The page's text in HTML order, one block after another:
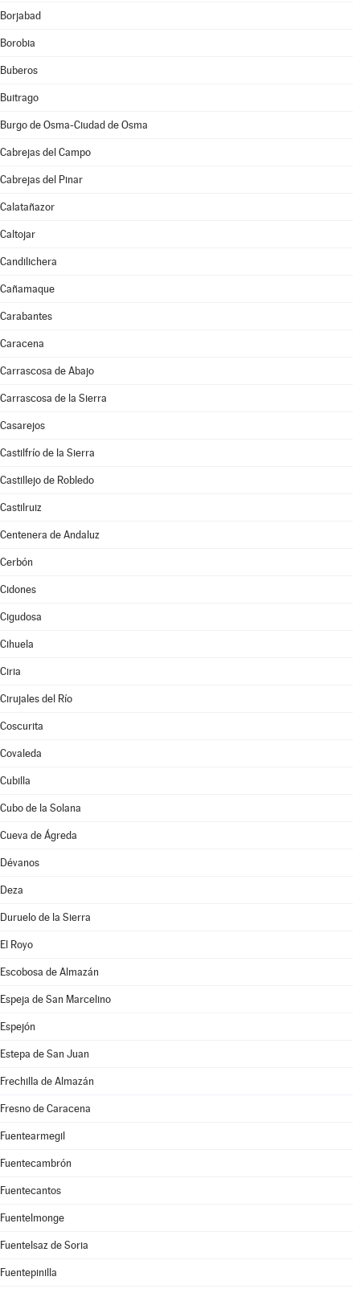
Borjabad
Borobia
Buberos
Buitrago
Burgo de Osma-Ciudad de Osma
Cabrejas del Campo
Cabrejas del Pinar
Calatañazor
Caltojar
Candilichera
Cañamaque
Carabantes
Caracena
Carrascosa de Abajo
Carrascosa de la Sierra
Casarejos
Castilfrío de la Sierra
Castillejo de Robledo
Castilruiz
Centenera de Andaluz
Cerbón
Cidones
Cigudosa
Cihuela
Ciria
Cirujales del Río
Coscurita
Covaleda
Cubilla
Cubo de la Solana
Cueva de Ágreda
Dévanos
Deza
Duruelo de la Sierra
El Royo
Escobosa de Almazán
Espeja de San Marcelino
Espejón
Estepa de San Juan
Frechilla de Almazán
Fresno de Caracena
Fuentearmegil
Fuentecambrón
Fuentecantos
Fuentelmonge
Fuentelsaz de Soria
Fuentepinilla